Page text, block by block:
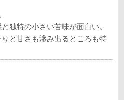
独特の小さい苦味が面白い。
と甘さも滲み出るところも特